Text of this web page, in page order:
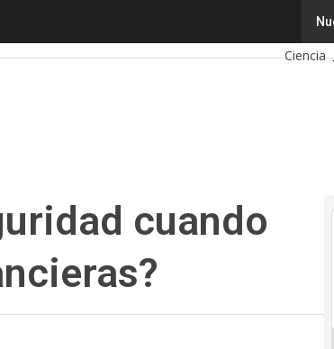
Ciencia
cuando